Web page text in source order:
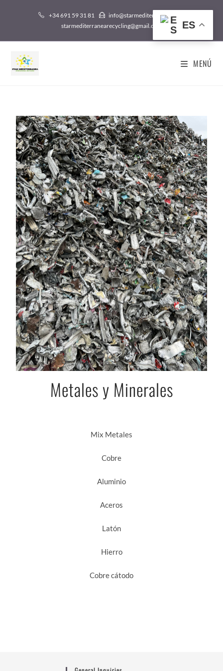
+34 691 59 31 81
info@starmediterranea.com /
starmediterranearecycling@gmail.com
MENÚ
Metales y Minerales
Mix Metales
Cobre
Aluminio
Aceros
Latón
Hierro
Cobre cátodo
ES